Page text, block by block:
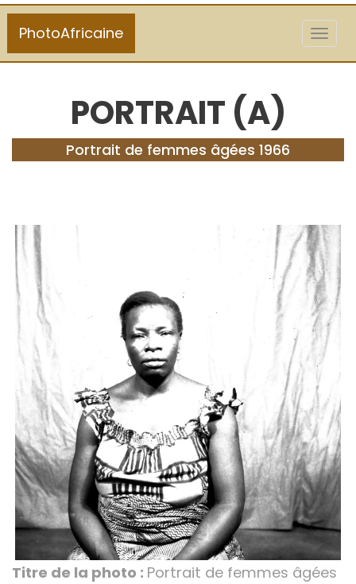
PhotoAfricaine
PORTRAIT (A)
Portrait de femmes âgées 1966
Titre de la photo : Portrait de femmes âgées